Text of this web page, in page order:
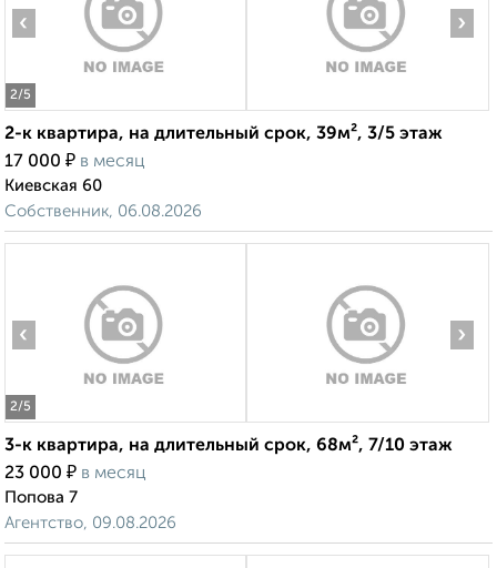
2/5
‹ ›
2-к квартира, на длительный срок, 39м², 3/5 этаж
17 000 ₽ в месяц
Киевская 60
Собственник, 06.08.2026
2/5
‹ ›
3-к квартира, на длительный срок, 68м², 7/10 этаж
23 000 ₽ в месяц
Попова 7
Агентство, 09.08.2026